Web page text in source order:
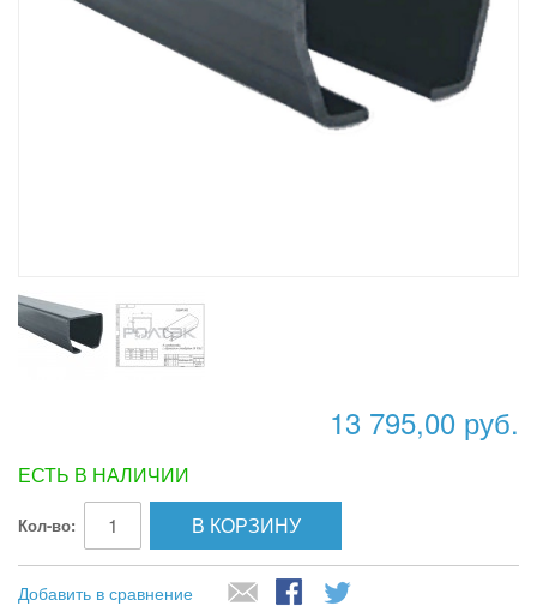
13 795,00 руб.
ЕСТЬ В НАЛИЧИИ
Кол-во: В КОРЗИНУ
Добавить в сравнение